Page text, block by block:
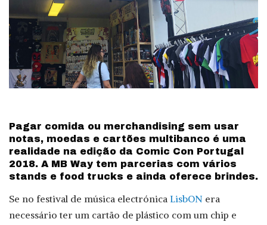
Pagar comida ou merchandising sem usar
notas, moedas e cartões multibanco é uma
realidade na edição da Comic Con Portugal
2018. A MB Way tem parcerias com vários
stands e food trucks e ainda oferece brindes.
Se no festival de música electrónica LisbON era
necessário ter um cartão de plástico com um chip e